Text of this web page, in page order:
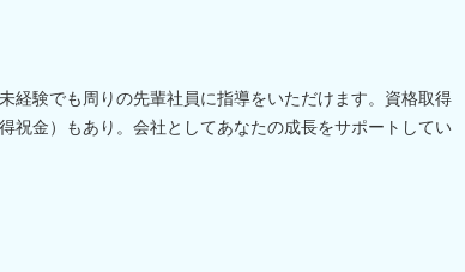
経験でも周りの先輩社員に指導をいただけます。資格取得
祝金）もあり。会社としてあなたの成長をサポートしてい